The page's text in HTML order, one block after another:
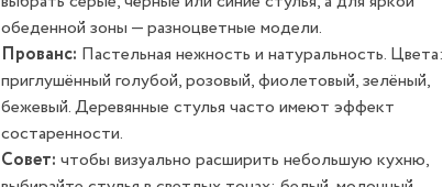
обеденной зоны — разноцветные модели.
Прованс: Пастельная нежность и натуральность. Цвета:
приглушённый голубой, розовый, фиолетовый, зелёный,
бежевый. Деревянные стулья часто имеют эффект
состаренности.
Совет: чтобы визуально расширить небольшую кухню,